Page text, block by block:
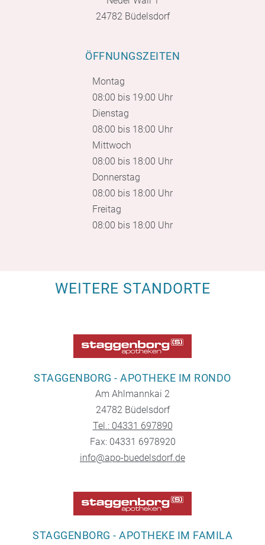
24782 Büdelsdorf
ÖFFNUNGSZEITEN
Montag
08:00 bis 19:00 Uhr
Dienstag
08:00 bis 18:00 Uhr
Mittwoch
08:00 bis 18:00 Uhr
Donnerstag
08:00 bis 18:00 Uhr
Freitag
08:00 bis 18:00 Uhr
WEITERE STANDORTE
STAGGENBORG - APOTHEKE IM RONDO
Am Ahlmannkai 2
24782 Büdelsdorf
Tel.: 04331 697890
Fax: 04331 6978920
info@apo-buedelsdorf.de
STAGGENBORG - APOTHEKE IM FAMILA